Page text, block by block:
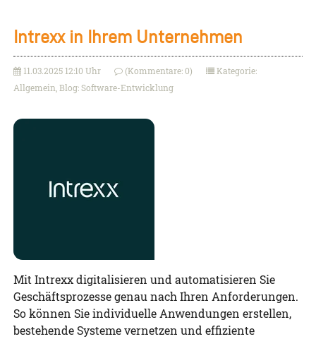
Intrexx in Ihrem Unternehmen
11.03.2025 12:10 Uhr (Kommentare: 0)
Kategorie:
Allgemein, Blog: Software-Entwicklung
Mit Intrexx digitalisieren und automatisieren Sie
Geschäftsprozesse genau nach Ihren Anforderungen.
So können Sie individuelle Anwendungen erstellen,
bestehende Systeme vernetzen und effiziente